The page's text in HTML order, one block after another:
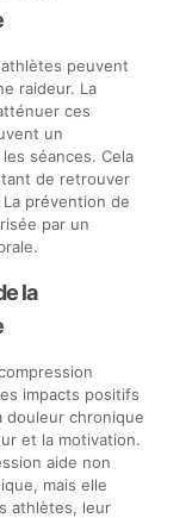
peuvent
raideur. La
ces
un
séances. Cela
de retrouver
prévention de
par un
la
impacts positifs
douleur chronique
et la motivation.
aide non
mais elle
athlètes, leur